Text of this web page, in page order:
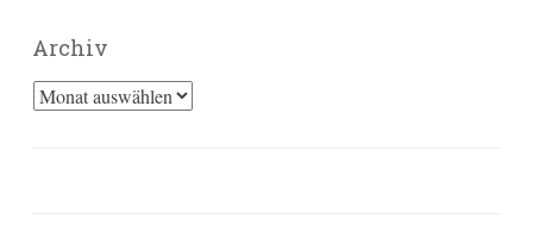
Archiv
Archiv